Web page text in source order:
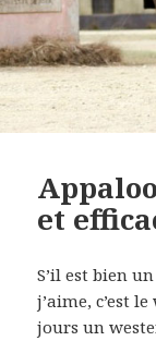
et
S’il est bien
j’aime, c’est
jours un